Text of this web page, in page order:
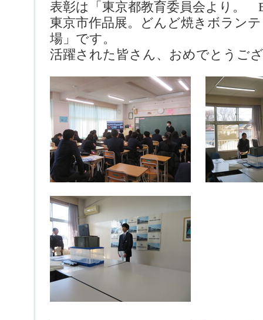
表彰は「東京都教育委員会より。
東京市作品展。どんど焼きボラン
場」です。
活躍された皆さん、おめでとう